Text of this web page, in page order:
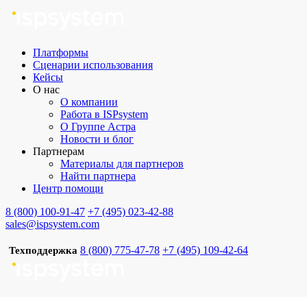
Платформы
Сценарии использования
Кейсы
О нас
О компании
Работа в ISPsystem
О Группе Астра
Новости и блог
Партнерам
Материалы для партнеров
Найти партнера
Центр помощи
8 (800) 100-91-47 +7 (495) 023-42-88
sales@ispsystem.com
Техподдержка 8 (800) 775-47-78 +7 (495) 109-42-64